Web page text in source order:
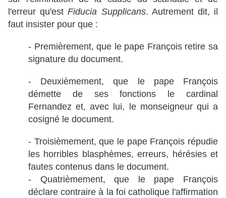
l'erreur qu'est Fiducia Supplicans. Autrement dit, il
faut insister pour que :
- Premièrement, que le pape François retire sa
signature du document.
- Deuxièmement, que le pape François
démette de ses fonctions le cardinal
Fernandez et, avec lui, le monseigneur qui a
cosigné le document.
- Troisièmement, que le pape François répudie
les horribles blasphèmes, erreurs, hérésies et
fautes contenus dans le document.
- Quatrièmement, que le pape François
déclare contraire à la foi catholique l'affirmation